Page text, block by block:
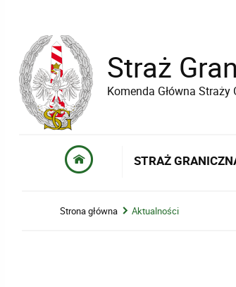
Straż
Komenda Główna Straży
STRAŻ
Strona główna Aktualności